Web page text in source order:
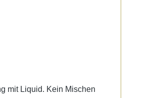
mit Liquid. Kein Mischen